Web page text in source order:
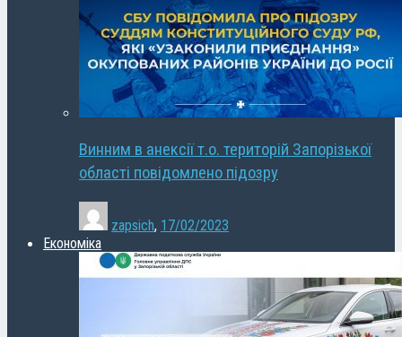
Винним в анексії т.о. територій Запорізької
області повідомлено підозру
zapsich, 17/02/2023
Економіка